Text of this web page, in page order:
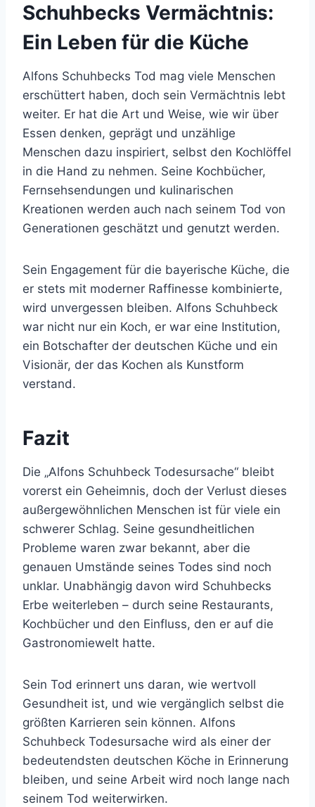
Schuhbecks Vermächtnis:
Ein Leben für die Küche
Alfons Schuhbecks Tod mag viele Menschen
erschüttert haben, doch sein Vermächtnis lebt
weiter. Er hat die Art und Weise, wie wir über
Essen denken, geprägt und unzählige
Menschen dazu inspiriert, selbst den Kochlöffel
in die Hand zu nehmen. Seine Kochbücher,
Fernsehsendungen und kulinarischen
Kreationen werden auch nach seinem Tod von
Generationen geschätzt und genutzt werden.
Sein Engagement für die bayerische Küche, die
er stets mit moderner Raffinesse kombinierte,
wird unvergessen bleiben. Alfons Schuhbeck
war nicht nur ein Koch, er war eine Institution,
ein Botschafter der deutschen Küche und ein
Visionär, der das Kochen als Kunstform
verstand.
Fazit
Die „Alfons Schuhbeck Todesursache“ bleibt
vorerst ein Geheimnis, doch der Verlust dieses
außergewöhnlichen Menschen ist für viele ein
schwerer Schlag. Seine gesundheitlichen
Probleme waren zwar bekannt, aber die
genauen Umstände seines Todes sind noch
unklar. Unabhängig davon wird Schuhbecks
Erbe weiterleben – durch seine Restaurants,
Kochbücher und den Einfluss, den er auf die
Gastronomiewelt hatte.
Sein Tod erinnert uns daran, wie wertvoll
Gesundheit ist, und wie vergänglich selbst die
größten Karrieren sein können. Alfons
Schuhbeck Todesursache wird als einer der
bedeutendsten deutschen Köche in Erinnerung
bleiben, und seine Arbeit wird noch lange nach
seinem Tod weiterwirken.